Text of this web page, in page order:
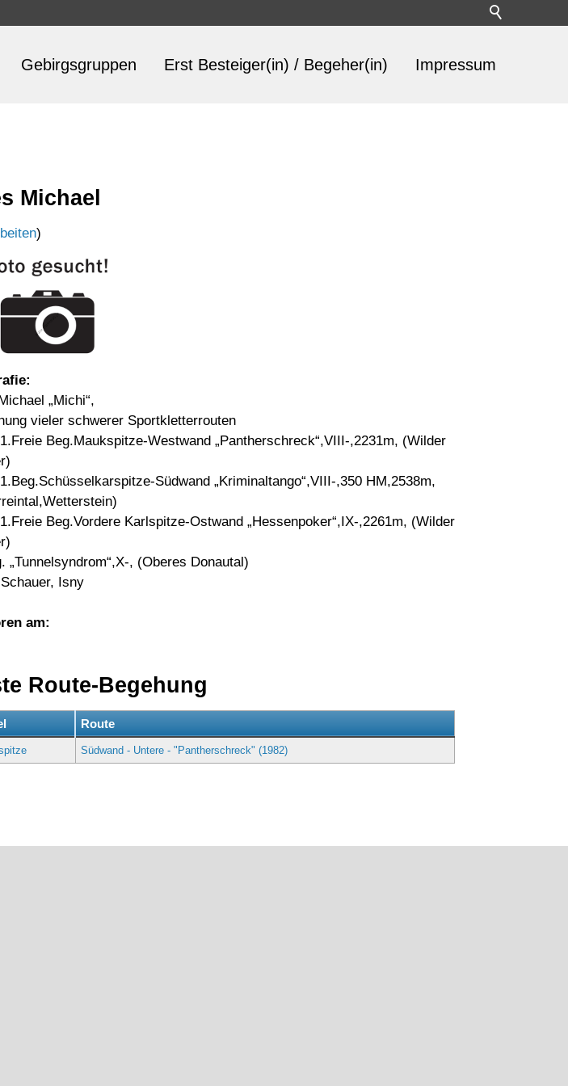
Gebirgsgruppen Erst Besteiger(in) / Begeher(in) Impressum
Michael
)
„Michi“,
vieler schwerer Sportkletterrouten
Beg.Maukspitze-Westwand „Pantherschreck“,VIII-,2231m, (Wilder
Südwand „Kriminaltango“,VIII-,350 HM,2538m,
Beg.Vordere Karlspitze-Ostwand „Hessenpoker“,IX-,2261m, (Wilder
„Tunnelsyndrom“,X-, (Oberes Donautal)
Isny
am:
Route-Begehung
Route
Südwand - Untere - "Pantherschreck" (1982)